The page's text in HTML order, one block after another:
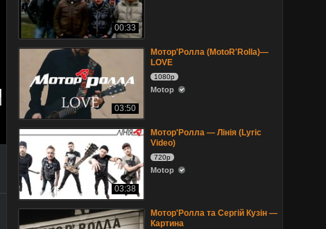
00:33
03:50
Mотор'Ролла (MotoR'Rolla)—
LOVE
1080p
Motop
03:38
Мотор'Ролла — Лінія (Lyric
Video)
720p
Motop
Мотор'Ролла та Сергій Кузін —
Картина